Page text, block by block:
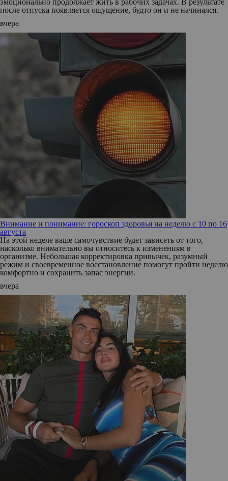
после отпуска появляется ощущение, будто он и не начинался.
вчера
Внимание и понимание: гороскоп здоровья на неделю с 10 по 16
августа
На этой неделе ваше самочувствие будет зависеть от того,
насколько внимательно вы относитесь к изменениям в
организме. Небольшая корректировка привычек, разумный
режим и своевременное восстановление помогут пройти неделю
комфортно и сохранить запас энергии.
вчера